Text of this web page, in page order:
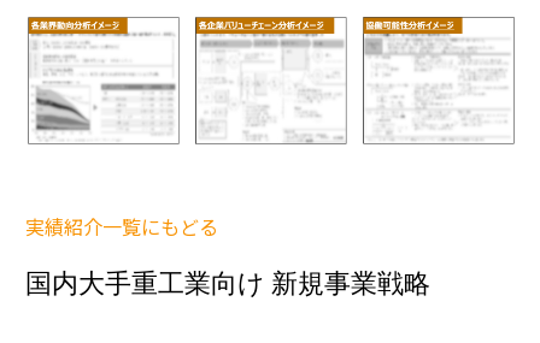
実績紹介一覧にもどる
国内大手重工業向け 新規事業戦略